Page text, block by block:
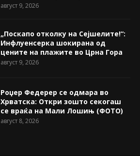
август 9, 2026
„Поскапо отколку на Сејшелите!“:
Инфлуенсерка шокирана од
цените на плажите во Црна Гора
август 9, 2026
Роџер Федерер се одмара во
Хрватска: Откри зошто секогаш
се враќа на Мали Лошињ (ФОТО)
август 8, 2026